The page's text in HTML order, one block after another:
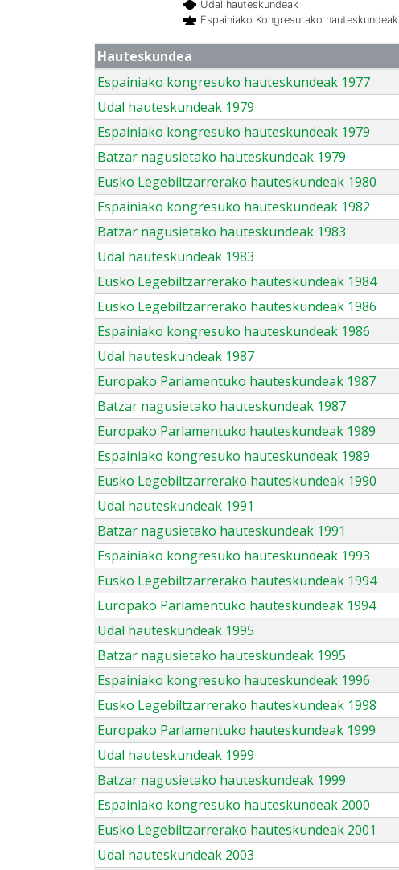
Udal hauteskundeak
Espainiako Kongresurako hauteskundeak
Hauteskundea
Espainiako kongresuko hauteskundeak 1977
Udal hauteskundeak 1979
Espainiako kongresuko hauteskundeak 1979
Batzar nagusietako hauteskundeak 1979
Eusko Legebiltzarrerako hauteskundeak 1980
Espainiako kongresuko hauteskundeak 1982
Batzar nagusietako hauteskundeak 1983
Udal hauteskundeak 1983
Eusko Legebiltzarrerako hauteskundeak 1984
Eusko Legebiltzarrerako hauteskundeak 1986
Espainiako kongresuko hauteskundeak 1986
Udal hauteskundeak 1987
Europako Parlamentuko hauteskundeak 1987
Batzar nagusietako hauteskundeak 1987
Europako Parlamentuko hauteskundeak 1989
Espainiako kongresuko hauteskundeak 1989
Eusko Legebiltzarrerako hauteskundeak 1990
Udal hauteskundeak 1991
Batzar nagusietako hauteskundeak 1991
Espainiako kongresuko hauteskundeak 1993
Eusko Legebiltzarrerako hauteskundeak 1994
Europako Parlamentuko hauteskundeak 1994
Udal hauteskundeak 1995
Batzar nagusietako hauteskundeak 1995
Espainiako kongresuko hauteskundeak 1996
Eusko Legebiltzarrerako hauteskundeak 1998
Europako Parlamentuko hauteskundeak 1999
Udal hauteskundeak 1999
Batzar nagusietako hauteskundeak 1999
Espainiako kongresuko hauteskundeak 2000
Eusko Legebiltzarrerako hauteskundeak 2001
Udal hauteskundeak 2003